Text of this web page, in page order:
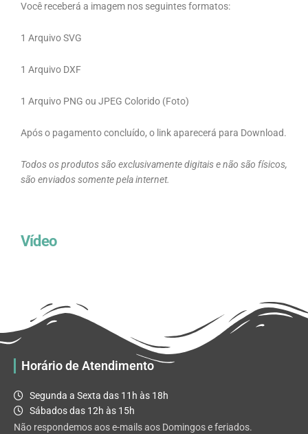
Você receberá a imagem nos seguintes formatos:
1 Arquivo SVG
1 Arquivo DXF
1 Arquivo PNG ou JPEG Colorido (Foto)
Após o pagamento concluído, o link aparecerá para Download.
Todos os produtos são exclusivamente digitais e não são físicos,
são enviados somente pela internet.
Vídeo
Horário de Atendimento
Segunda a Sexta das 11h às 18h
Sábados das 12h às 15h
Não respondemos aos e-mails aos Domingos e feriados.